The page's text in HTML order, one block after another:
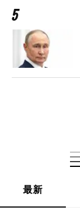
最新